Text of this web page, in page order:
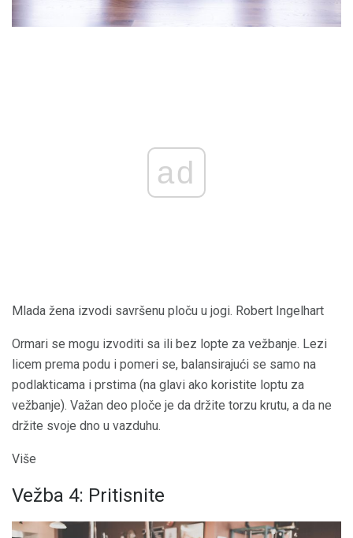
ad
Mlada žena izvodi savršenu ploču u jogi. Robert Ingelhart
Ormari se mogu izvoditi sa ili bez lopte za vežbanje. Lezi
licem prema podu i pomeri se, balansirajući se samo na
podlakticama i prstima (na glavi ako koristite loptu za
vežbanje). Važan deo ploče je da držite torzu krutu, a da ne
držite svoje dno u vazduhu.
Više
Vežba 4: Pritisnite